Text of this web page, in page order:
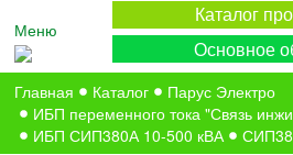
Меню
Каталог
Основное
Главная Каталог
Парус Электро
ИБП переменного тока "Связь
ИБП СИП380А 10-500 кВА